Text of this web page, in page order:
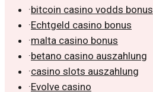
·bitcoin casino vodds bonus
·Echtgeld casino bonus
·malta casino bonus
·betano casino auszahlung
·casino slots auszahlung
·Evolve casino